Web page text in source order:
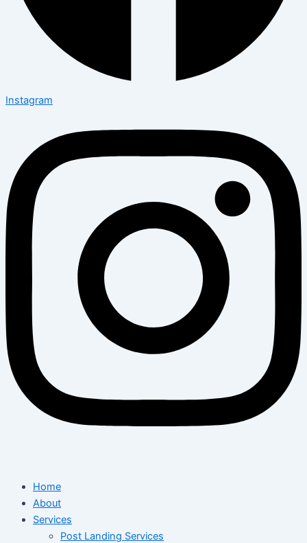
Instagram
Home
About
Services
Post Landing Services